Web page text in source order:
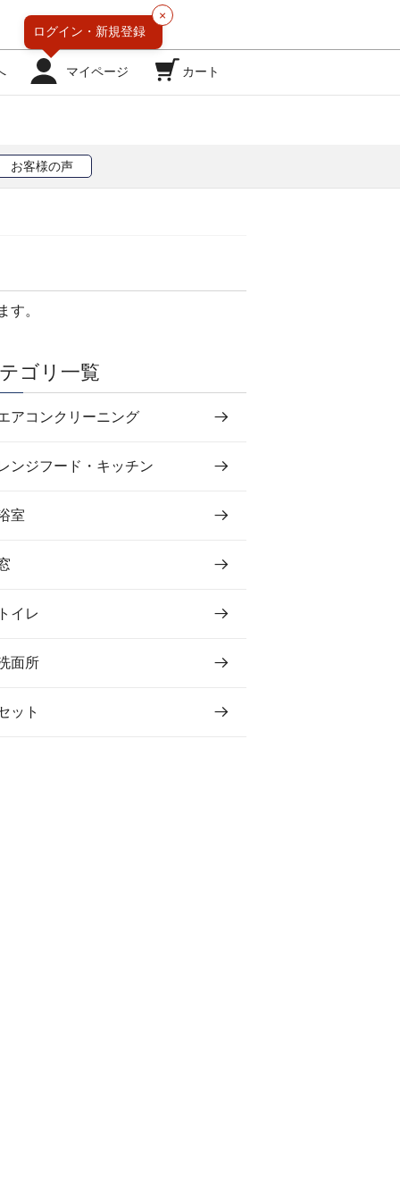
マイページ
×
ログイン・ 新規登録
カート
お客様の声
す。
ゴリ一覧
アコンクリーニング
ンジフード・キッチン
室
トイレ
面所
ット